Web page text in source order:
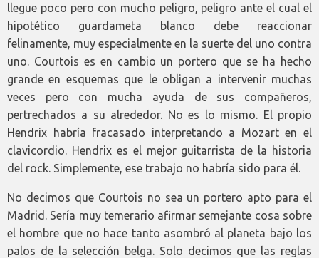
llegue poco pero con mucho peligro, peligro ante el cual el
hipotético guardameta blanco debe reaccionar
felinamente, muy especialmente en la suerte del uno contra
uno. Courtois es en cambio un portero que se ha hecho
grande en esquemas que le obligan a intervenir muchas
veces pero con mucha ayuda de sus compañeros,
pertrechados a su alrededor. No es lo mismo. El propio
Hendrix habría fracasado interpretando a Mozart en el
clavicordio. Hendrix es el mejor guitarrista de la historia
del rock. Simplemente, ese trabajo no habría sido para él.
No decimos que Courtois no sea un portero apto para el
Madrid. Sería muy temerario afirmar semejante cosa sobre
el hombre que no hace tanto asombró al planeta bajo los
palos de la selección belga. Solo decimos que las reglas